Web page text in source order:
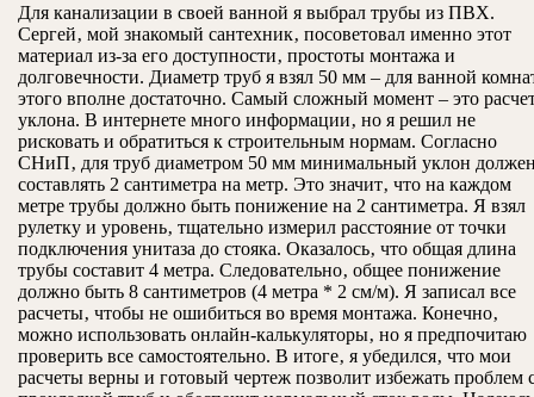
Для канализации в своей ванной я выбрал трубы из ПВХ.
Сергей‚ мой знакомый сантехник‚ посоветовал именно этот
материал из-за его доступности‚ простоты монтажа и
долговечности. Диаметр труб я взял 50 мм – для ванной
этого вполне достаточно. Самый сложный момент – это
уклона. В интернете много информации‚ но я решил не
рисковать и обратиться к строительным нормам. Согласно
СНиП‚ для труб диаметром 50 мм минимальный уклон
составлять 2 сантиметра на метр. Это значит‚ что на каждом
метре трубы должно быть понижение на 2 сантиметра. Я взял
рулетку и уровень‚ тщательно измерил расстояние от точки
подключения унитаза до стояка. Оказалось‚ что общая длина
трубы составит 4 метра. Следовательно‚ общее понижение
должно быть 8 сантиметров (4 метра * 2 см/м). Я записал все
расчеты‚ чтобы не ошибиться во время монтажа. Конечно‚
можно использовать онлайн-калькуляторы‚ но я предпочитаю
проверить все самостоятельно. В итоге‚ я убедился‚ что мои
расчеты верны и готовый чертеж позволит избежать проблем